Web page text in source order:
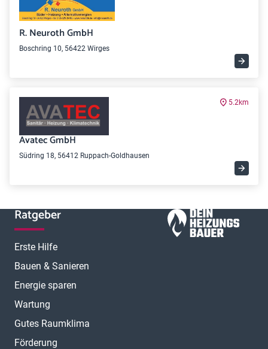
R. Neuroth GmbH
Boschring 10, 56422 Wirges
5.2km
Avatec GmbH
Südring 18, 56412 Ruppach-Goldhausen
Ratgeber
Erste Hilfe
Bauen & Sanieren
Energie sparen
Wartung
Gutes Raumklima
Förderung